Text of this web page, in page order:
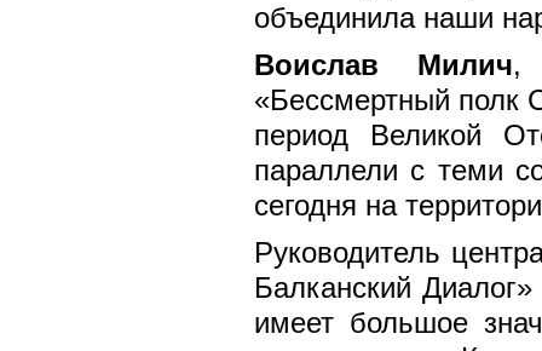
объединила наши
Воислав Милич,
«Бессмертный полк
период Великой
параллели с теми
сегодня на
Руководитель
Балканский Диалог»
имеет большое